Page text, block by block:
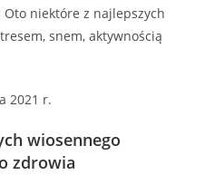
Oto niektóre z najlepszych
snem, aktywnością
2021 r.
wiosennego
zdrowia